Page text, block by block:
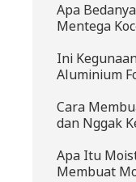
Apa
Mentega
Ini
Aluminium
Cara
dan Nggak
Apa Itu
Membuat